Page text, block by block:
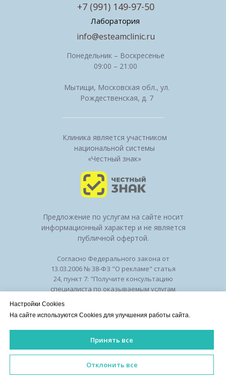
Клиника является участником
национальной системы
«Честный знак»
Понедельник – Воскресенье
09:00 – 21:00
Мытищи, Московская обл., ул.
Рождественская, д. 7
Лаборатория
info@esteamclinic.ru
+7 (991) 149-97-50
Предложение по услугам на сайте носит
информационный характер и не является
публичной офертой.
Согласно Федерального закона от
13.03.2006 № 38-ФЗ "О рекламе" статья
24, пункт 7: "Получите консультацию
специалиста по оказываемым услугам
медицинской деятельности № ЛО-50-01-
010294 от 27.11.2018
©2026 Клиника красоты и здоровья
Оборудование
конфиденциальности
ИМЕЮТСЯ ПРОТИВОПОКАЗАНИЯ. НЕОБХОДИМА
Настройки Cookies
На сайте используются Cookies для улучшения работы сайта.
Принять все
Отклонить все